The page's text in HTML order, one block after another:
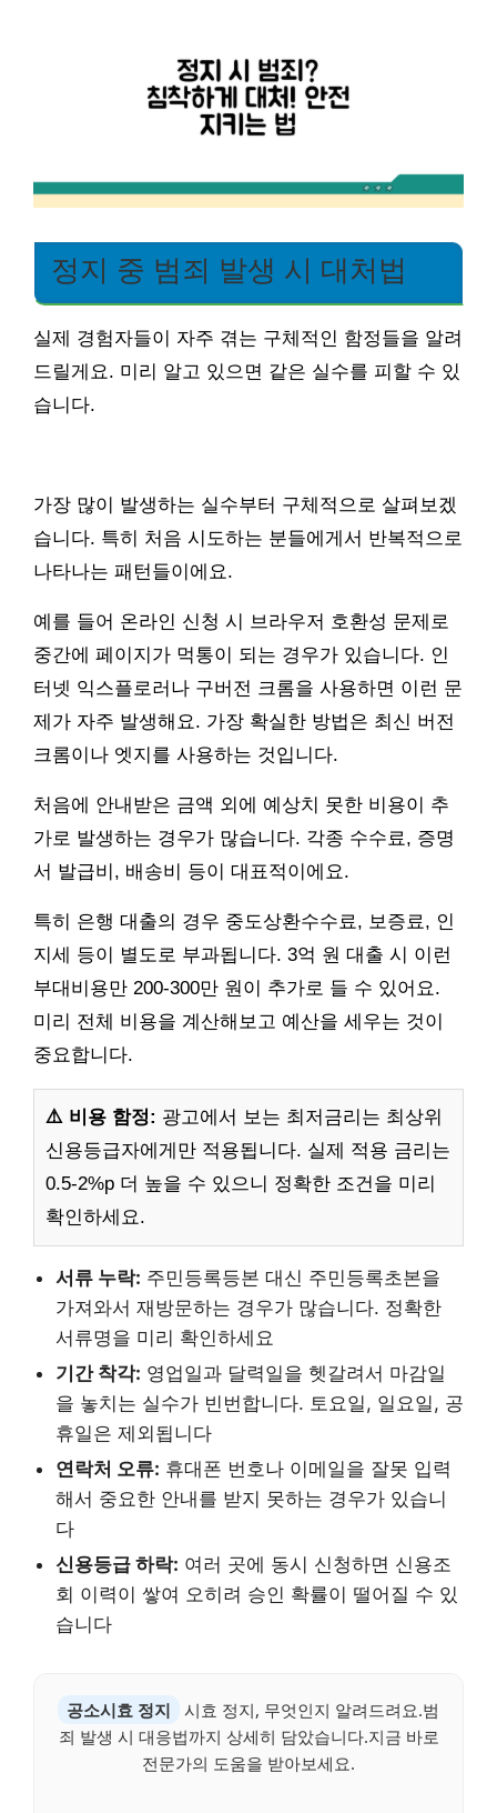
정지 중 범죄 발생 시 대처법
실제 경험자들이 자주 겪는 구체적인 함정들을 알려
드릴게요. 미리 알고 있으면 같은 실수를 피할 수 있
습니다.
가장 많이 발생하는 실수부터 구체적으로 살펴보겠
습니다. 특히 처음 시도하는 분들에게서 반복적으로
나타나는 패턴들이에요.
예를 들어 온라인 신청 시 브라우저 호환성 문제로
중간에 페이지가 먹통이 되는 경우가 있습니다. 인
터넷 익스플로러나 구버전 크롬을 사용하면 이런 문
제가 자주 발생해요. 가장 확실한 방법은 최신 버전
크롬이나 엣지를 사용하는 것입니다.
처음에 안내받은 금액 외에 예상치 못한 비용이 추
가로 발생하는 경우가 많습니다. 각종 수수료, 증명
서 발급비, 배송비 등이 대표적이에요.
특히 은행 대출의 경우 중도상환수수료, 보증료, 인
지세 등이 별도로 부과됩니다. 3억 원 대출 시 이런
부대비용만 200-300만 원이 추가로 들 수 있어요.
미리 전체 비용을 계산해보고 예산을 세우는 것이
중요합니다.
⚠️ 비용 함정: 광고에서 보는 최저금리는 최상위
신용등급자에게만 적용됩니다. 실제 적용 금리는
0.5-2%p 더 높을 수 있으니 정확한 조건을 미리
확인하세요.
서류 누락: 주민등록등본 대신 주민등록초본을
가져와서 재방문하는 경우가 많습니다. 정확한
서류명을 미리 확인하세요
기간 착각: 영업일과 달력일을 헷갈려서 마감일
을 놓치는 실수가 빈번합니다. 토요일, 일요일, 공
휴일은 제외됩니다
연락처 오류: 휴대폰 번호나 이메일을 잘못 입력
해서 중요한 안내를 받지 못하는 경우가 있습니
다
신용등급 하락: 여러 곳에 동시 신청하면 신용조
회 이력이 쌓여 오히려 승인 확률이 떨어질 수 있
습니다
공소시효 정지
시효 정지, 무엇인지 알려드려요.범
죄 발생 시 대응법까지 상세히 담았습니다.지금 바로
전문가의 도움을 받아보세요.